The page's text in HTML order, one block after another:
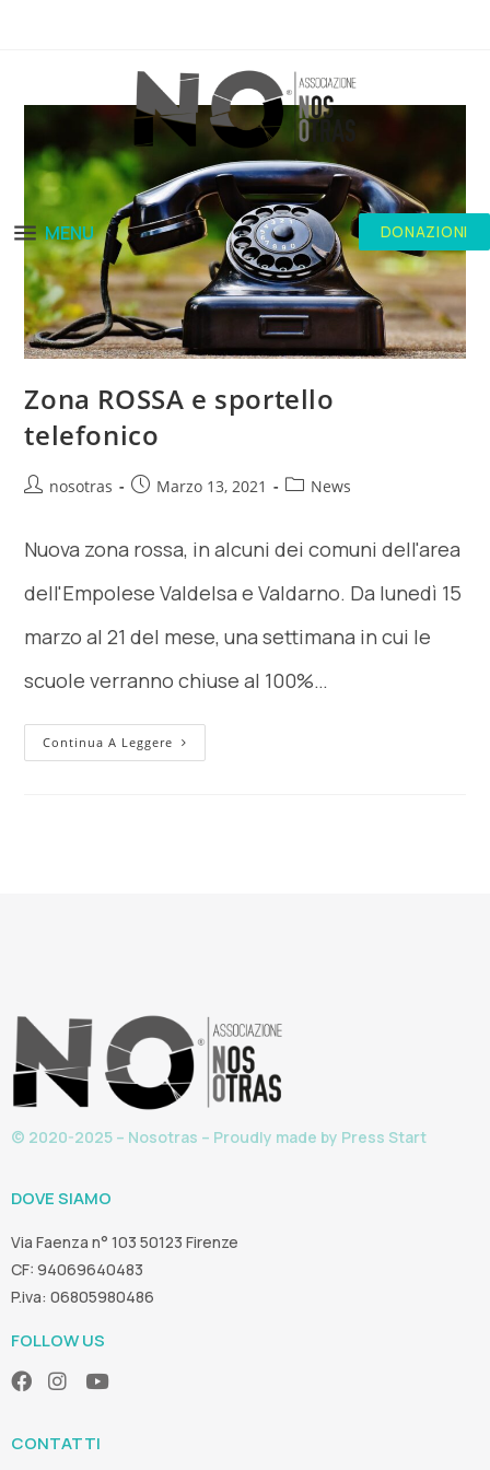
MENU DONAZIONI
Zona ROSSA e sportello
telefonico
nosotras Marzo 13, 2021 News
Nuova zona rossa, in alcuni dei comuni dell'area
dell'Empolese Valdelsa e Valdarno. Da lunedì 15
marzo al 21 del mese, una settimana in cui le
scuole verranno chiuse al 100%…
Continua A Leggere
© 2020-2025 – Nosotras – Proudly made by Press Start
DOVE SIAMO
Via Faenza n° 103 50123 Firenze
CF: 94069640483
P.iva: 06805980486
FOLLOW US
CONTATTI